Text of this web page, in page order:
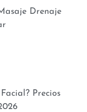
Drenaje
Precios